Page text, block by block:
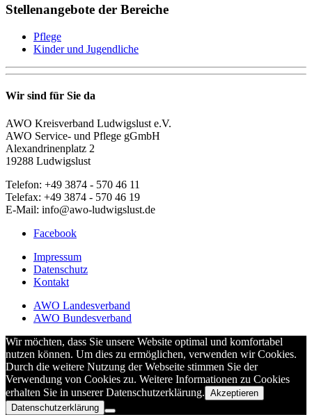
Stellenangebote der Bereiche
Pflege
Kinder und Jugendliche
Wir sind für Sie da
AWO Kreisverband Ludwigslust e.V.
AWO Service- und Pflege gGmbH
Alexandrinenplatz 2
19288 Ludwigslust
Telefon: +49 3874 - 570 46 11
Telefax: +49 3874 - 570 46 19
E-Mail: info@awo-ludwigslust.de
Facebook
Impressum
Datenschutz
Kontakt
AWO Landesverband
AWO Bundesverband
Wir möchten, dass Sie unsere Website optimal und komfortabel
nutzen können. Um dies zu ermöglichen, verwenden wir Cookies.
Durch die weitere Nutzung der Webseite stimmen Sie der
Verwendung von Cookies zu. Weitere Informationen zu Cookies
erhalten Sie in unserer Datenschutzerklärung. Akzeptieren
Datenschutzerklärung